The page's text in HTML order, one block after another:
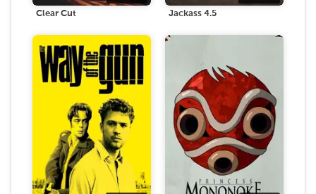
Clear Cut Jackass 4.5